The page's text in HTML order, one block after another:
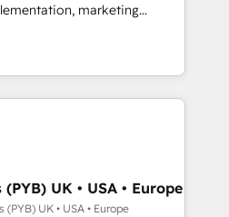
campaigns, and lead
hub setup across
and Service Hubs. -
support, and
Built to convert, scale, and
marketing
consulting, B2B SEO,
AEO and GEO (AI
HubSpot Content Hub and
across technology,
services and
in Johannesburg, Cape
AI visibility coverage
UK • USA • Europe
UK • USA • Europe